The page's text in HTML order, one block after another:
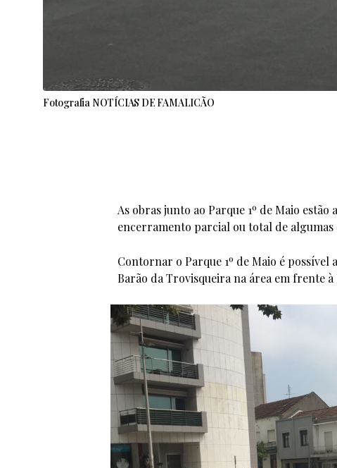
Fotografia NOTÍCIAS DE FAMALICÃO
As obras junto ao Parque 1º de Maio
encerramento parcial ou total de algumas
Contornar o Parque 1º de Maio é possível
Barão da Trovisqueira na área em frente à